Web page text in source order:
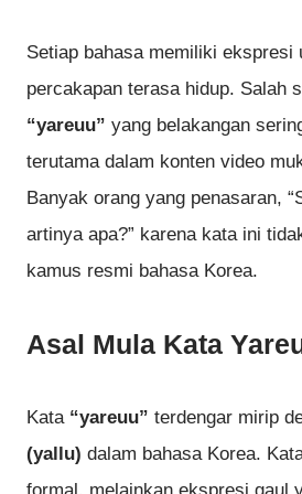
Setiap bahasa memiliki ekspresi
percakapan terasa hidup. Salah
“yareuu” yang belakangan
terutama dalam konten video
Banyak orang yang penasaran,
artinya apa?” karena kata ini
kamus resmi bahasa Korea.
Asal Mula Kata
Kata “yareuu” terdengar mirip
(yallu) dalam bahasa Korea.